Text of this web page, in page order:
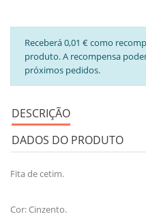
Receberá 0,01 € como
produto. A recompensa
próximos pedidos.
DESCRIÇÃO
DADOS DO PRODUTO
Fita de cetim.
Cor: Cinzento.